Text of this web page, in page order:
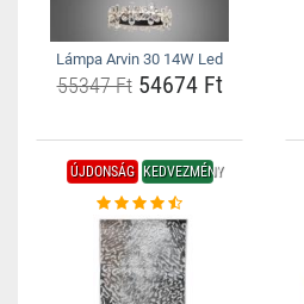
Lámpa Arvin 30 14W Led
55347 Ft54674 Ft
ÚJDONSÁG KEDVEZMÉNY